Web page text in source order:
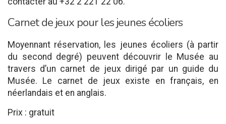
Carnet de jeux pour les jeunes écoliers
Moyennant réservation, les jeunes écoliers (à partir
du second degré) peuvent découvrir le Musée au
travers d’un carnet de jeux dirigé par un guide du
Musée. Le carnet de jeux existe en français, en
néerlandais et en anglais.
Prix : gratuit